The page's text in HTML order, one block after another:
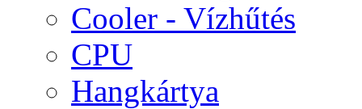
Cooler - Vízhűtés
CPU
Hangkártya